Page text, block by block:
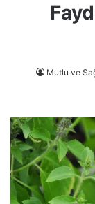
Mutlu ve